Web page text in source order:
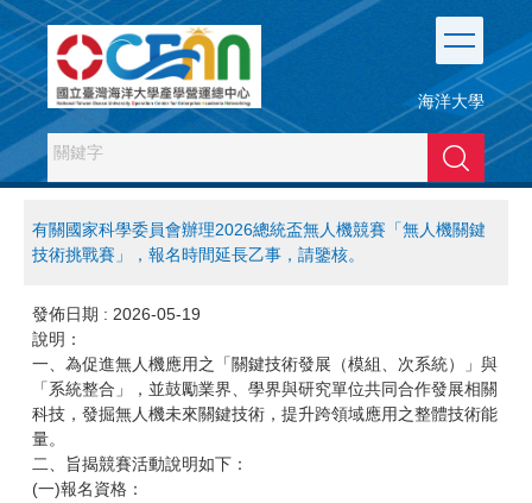
跳
到
主
要
內
容
區
海洋大學
搜尋
有關國家科學委員會辦理2026總統盃無人機競賽「無人機關鍵
技術挑戰賽」，報名時間延長乙事，請鑒核。
發佈日期 : 2026-05-19
說明：
一、為促進無人機應用之「關鍵技術發展（模組、次系統）」與
「系統整合」，並鼓勵業界、學界與研究單位共同合作發展相關
科技，發掘無人機未來關鍵技術，提升跨領域應用之整體技術能
量。
二、旨揭競賽活動說明如下：
(一)報名資格：